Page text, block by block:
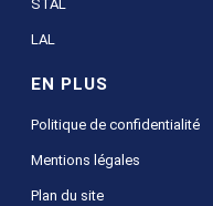
STAL
LAL
EN PLUS
Politique de confidentialité
Mentions légales
Plan du site